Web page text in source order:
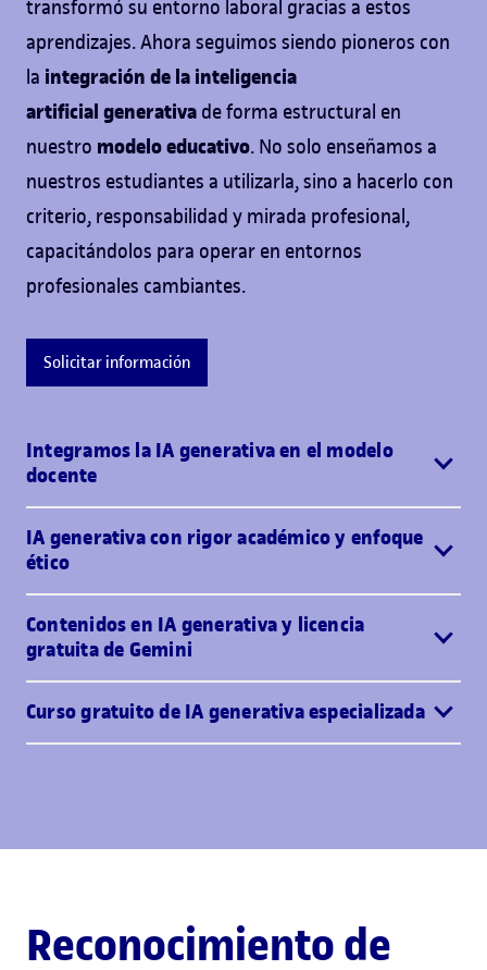
transformó su entorno laboral gracias a estos
aprendizajes. Ahora seguimos siendo pioneros con
la integración de la inteligencia
artificialgenerativa de forma estructural en
nuestro modelo educativo. No solo enseñamos a
nuestros estudiantes a utilizarla, sino a hacerlo con
criterio, responsabilidad y mirada profesional,
capacitándolos para operar en entornos
profesionales cambiantes.
Solicitar información
Integramos la IA generativa en el modelo
docente
IA generativa con rigor académico y enfoque
ético
Contenidos en IA generativa y licencia
gratuita de Gemini
Curso gratuito de IA generativa especializada
Reconocimiento de